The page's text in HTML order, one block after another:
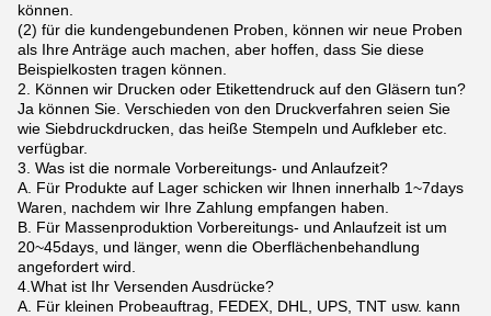
können.
(2) für die kundengebundenen Proben, können wir neue Proben
als Ihre Anträge auch machen, aber hoffen, dass Sie diese
Beispielkosten tragen können.
2. Können wir Drucken oder Etikettendruck auf den Gläsern tun?
Ja können Sie. Verschieden von den Druckverfahren seien Sie
wie Siebdruckdrucken, das heiße Stempeln und Aufkleber etc.
verfügbar.
3. Was ist die normale Vorbereitungs- und Anlaufzeit?
A. Für Produkte auf Lager schicken wir Ihnen innerhalb 1~7days
Waren, nachdem wir Ihre Zahlung empfangen haben.
B. Für Massenproduktion Vorbereitungs- und Anlaufzeit ist um
20~45days, und länger, wenn die Oberflächenbehandlung
angefordert wird.
4.What ist Ihr Versenden Ausdrücke?
A. Für kleinen Probeauftrag, FEDEX, DHL, UPS, TNT usw. kann